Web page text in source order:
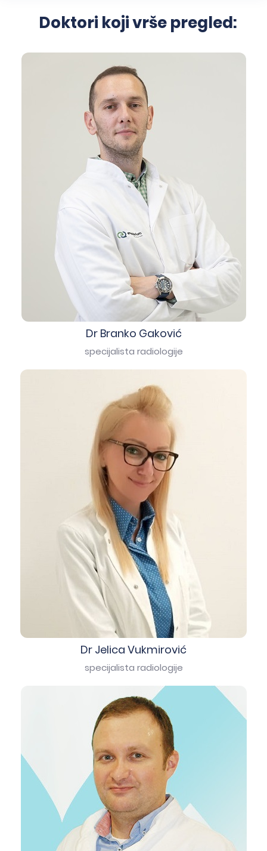
Doktori koji vrše pregled:
Dr Branko Gaković
specijalista radiologije
Dr Jelica Vukmirović
specijalista radiologije